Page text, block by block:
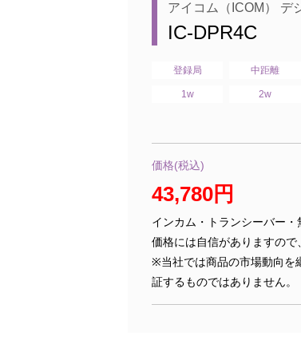
アイコム（ICOM） デ
IC-DPR4C
登録局 中距離
1w 2w
価格(税込)
43,780円
インカム・トランシーバー・
価格には自信がありますので
※当社では商品の市場動向を
証するものではありません。